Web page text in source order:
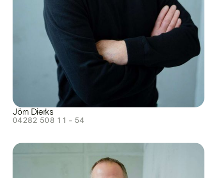
Jörn Dierks
04282 508 11 - 54